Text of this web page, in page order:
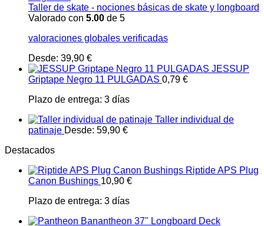
Taller de skate - nociones básicas de skate y longboard
Valorado con 5.00 de 5
valoraciones globales verificadas
Desde: 39,90 €
JESSUP
Griptape Negro 11 PULGADAS 0,79 €
Plazo de entrega: 3 días
Taller individual de
patinaje Desde: 59,90 €
Destacados
Riptide APS Plug
Canon Bushings 10,90 €
Plazo de entrega: 3 días